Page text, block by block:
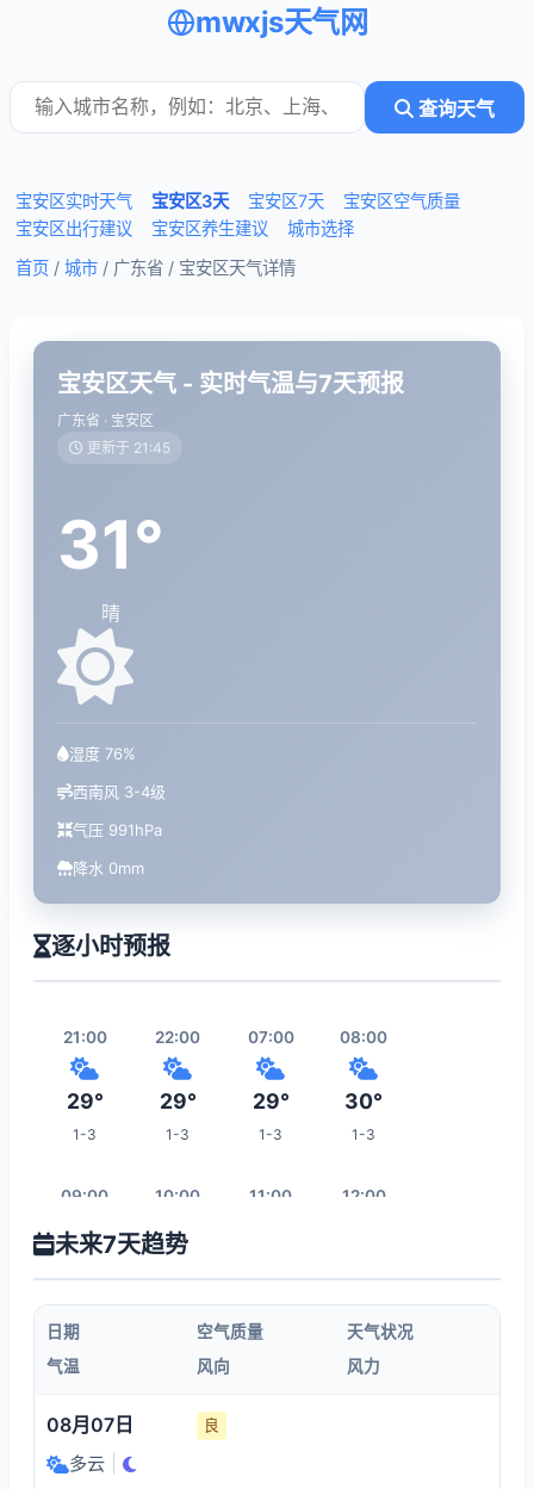
mwxjs天气网
查询天气
宝安区实时天气 宝安区3天 宝安区7天
宝安区空气质量
宝安区出行建议
宝安区养生建议
城市选择
首页 / 城市 / 广东省 / 宝安区天气详情
宝安区天气 - 实时气温与7天预报
广东省 · 宝安区
更新于 21:45
31°
晴
湿度 76%
西南风 3-4级
气压 991hPa
降水 0mm
逐小时预报
21:00
29°
1-3
22:00
29°
1-3
07:00
29°
1-3
08:00
30°
1-3
09:00
32°
10:00
34°
11:00 12:00
13:00
35°
1-3
14:00 16:00
未来7天趋势
日期 空气质量
天气状况
气温
风向 风力
08月07日 良
多云